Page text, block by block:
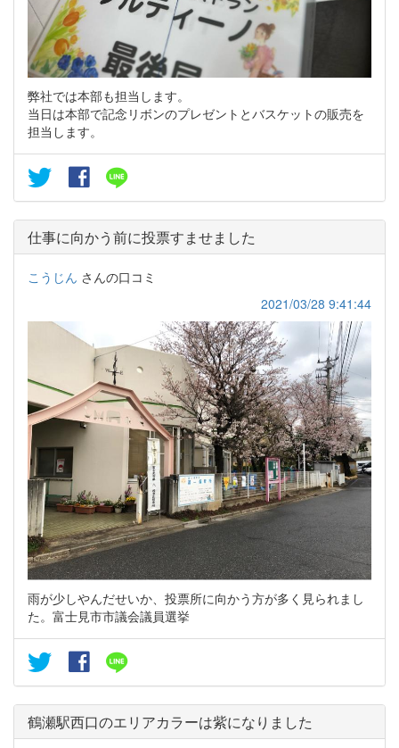
弊社では本部も担当します。
当日は本部で記念リボンのプレゼントとバスケットの販売を
担当します。
仕事に向かう前に投票すませました
こうじん さんの口コミ
2021/03/28 9:41:44
雨が少しやんだせいか、投票所に向かう方が多く見られまし
た。富士見市市議会議員選挙
鶴瀬駅西口のエリアカラーは紫になりました